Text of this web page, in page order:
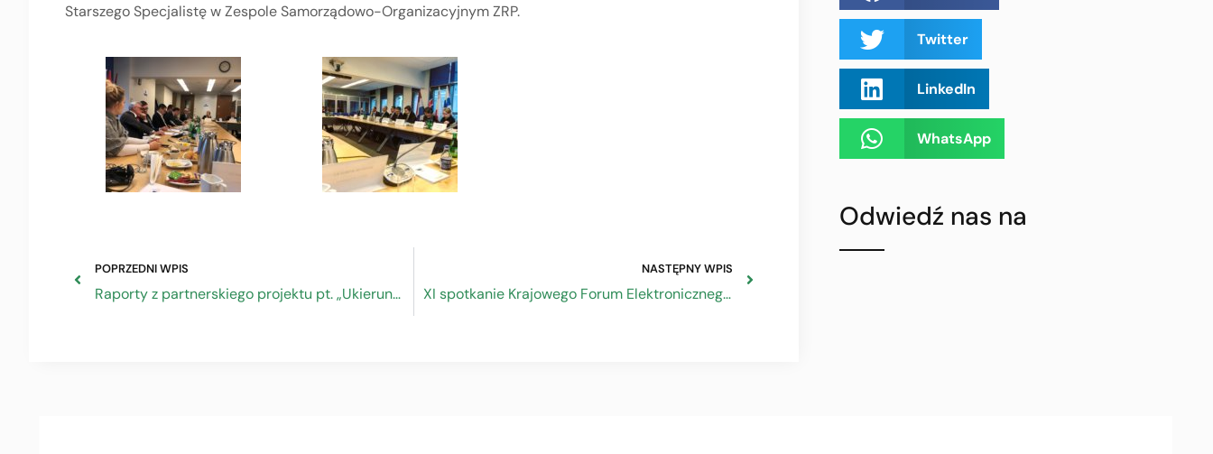
Starszego Specjalistę w Zespole Samorządowo-Organizacyjnym ZRP.
POPRZEDNI WPIS
Raporty z partnerskiego projektu pt. „Ukierunkowani na rozwój”
NASTĘPNY WPIS
XI spotkanie Krajowego Forum Elektronicznego Fakturowania
Twitter
LinkedIn
WhatsApp
Odwiedź nas na